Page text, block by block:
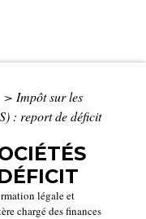
> Impôt sur les
: report de déficit
légale et
chargé des finances